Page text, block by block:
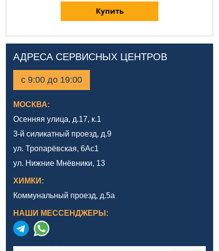
Купить
АДРЕСА СЕРВИСНЫХ ЦЕНТРОВ
с 9:00 до 19:00
МОСКВА:
Осенняя улица, д.17, к.1
3-й силикатный проезд, д.9
ул. Тропарёвская, 6Ас1
ул. Нижние Мнёвники, 13
ХИМКИ:
Коммунальный проезд, д.5а
НАШИ МЕССЕНДЖЕРЫ: